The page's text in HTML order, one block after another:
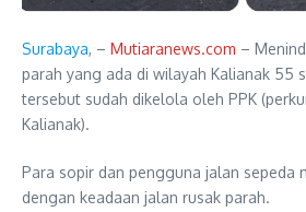
Surabaya, – Mutiaranews.com –
parah yang ada di wilayah Kalianak 55
tersebut sudah dikelola oleh PPK
Kalianak).
Para sopir dan pengguna jalan sepeda
dengan keadaan jalan rusak parah.